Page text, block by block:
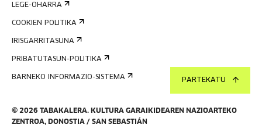
PARTEKATU
© 2026 TABAKALERA. KULTURA GARAIKIDEAREN NAZIOARTEKO
ZENTROA, DONOSTIA / SAN SEBASTIÁN
LEGE-OHARRA
COOKIEN POLITIKA
IRISGARRITASUNA
PRIBATUTASUN-POLITIKA
BARNEKO INFORMAZIO-SISTEMA